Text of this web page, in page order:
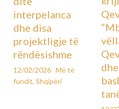
interpelanca
dhe disa
projektligje të
rëndësishme
12/02/2026 Më të
fundit,Shqipëri
dhe